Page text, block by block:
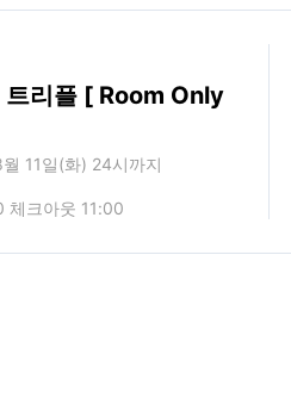
트리플 [ Room Only
월 11일(화) 24시까지
체크아웃 11:00